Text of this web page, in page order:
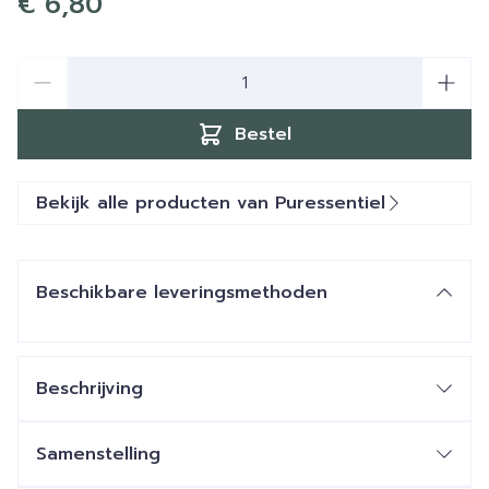
Bestel
Bekijk alle producten van Puressentiel
Beschikbare leveringsmethoden
Beschrijving
Samenstelling